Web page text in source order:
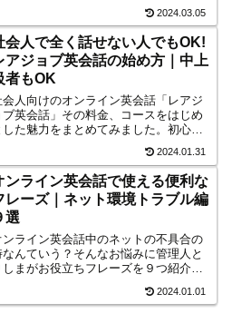
すならレアジョブを利用したい理由を
とめてみました。
2024.03.05
会人で全く話せない人でもOK!
アジョブ英会話の始め方｜中上
者もOK
会人向けのオンライン英会話「レアジ
ブ英会話」その料金、コースをはじめ
した魅力をまとめてみました。初心者
ろうカリキュラムを試してみてくださ
。
2024.01.31
ンライン英会話で使える便利な
レーズ｜ネット環境トラブル編
選
ンライン英会話中のネットの不具合の
なんていう？そんなお悩みに管理人と
しまがお役立ちフレーズを９つ紹介し
2024.01.01